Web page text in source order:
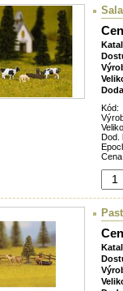
Kód:
Dod.